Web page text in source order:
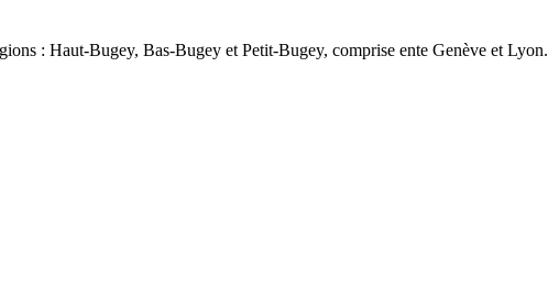
: Haut-Bugey, Bas-Bugey et Petit-Bugey, comprise ente Genève et Lyon.